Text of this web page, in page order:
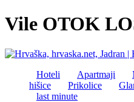
Vile OTOK
Hoteli Apartmaji
hišice
Prikolice
last minute